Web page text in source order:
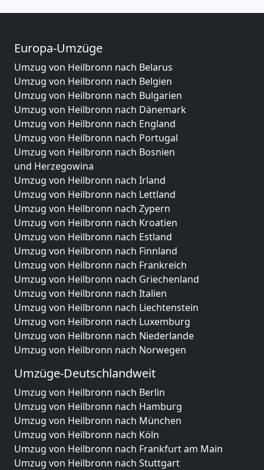
Europa-Umzüge
Umzug von Heilbronn nach Belarus
Umzug von Heilbronn nach Belgien
Umzug von Heilbronn nach Bulgarien
Umzug von Heilbronn nach Dänemark
Umzug von Heilbronn nach England
Umzug von Heilbronn nach Portugal
Umzug von Heilbronn nach Bosnien
und Herzegowina
Umzug von Heilbronn nach Irland
Umzug von Heilbronn nach Lettland
Umzug von Heilbronn nach Zypern
Umzug von Heilbronn nach Kroatien
Umzug von Heilbronn nach Estland
Umzug von Heilbronn nach Finnland
Umzug von Heilbronn nach Frankreich
Umzug von Heilbronn nach Griechenland
Umzug von Heilbronn nach Italien
Umzug von Heilbronn nach Liechtenstein
Umzug von Heilbronn nach Luxemburg
Umzug von Heilbronn nach Niederlande
Umzug von Heilbronn nach Norwegen
Umzüge-Deutschlandweit
Umzug von Heilbronn nach Berlin
Umzug von Heilbronn nach Hamburg
Umzug von Heilbronn nach München
Umzug von Heilbronn nach Köln
Umzug von Heilbronn nach Frankfurt am Main
Umzug von Heilbronn nach Stuttgart